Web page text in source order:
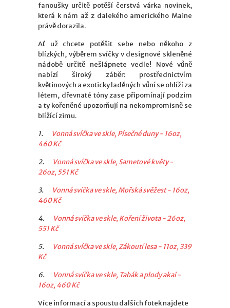
fanoušky určitě potěší čerstvá várka novinek,
která k nám až z dalekého amerického Maine
právě dorazila.
Ať už chcete potěšit sebe nebo někoho z
blízkých, výběrem svíčky v designové skleněné
nádobě určitě nešlápnete vedle! Nové vůně
nabízí široký záběr: prostřednictvím
květinových a exoticky laděných vůní se ohlíží za
létem, dřevnaté tóny zase připomínají podzim
a ty kořeněné upozorňují na nekompromisně se
blížící zimu.
1.
Vonná svíčka ve skle, Písečné duny - 16oz,
460 Kč
2.
Vonná svíčka ve skle, Sametové květy -
26oz, 551 Kč
3.
Vonná svíčka ve skle, Mořská svěžest - 16oz,
460 Kč
4.
Vonná svíčka ve skle, Koření života - 26oz,
551 Kč
5.
Vonná svíčka ve skle, Zákoutí lesa - 11oz, 339
Kč
6.
Vonná svíčka ve skle, Tabák a plody akai -
16oz, 460 Kč
Více informací a spoustu dalších fotek najdete